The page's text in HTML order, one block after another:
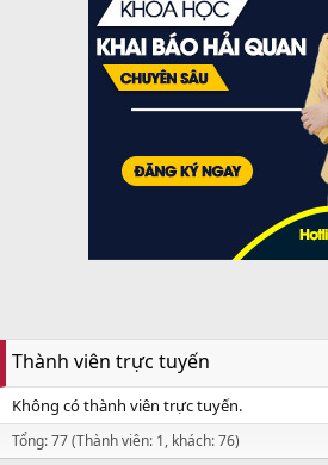
Thành viên trực tuyến
Không có thành viên trực tuyến.
Tổng: 77 (Thành viên: 1, khách: 76)